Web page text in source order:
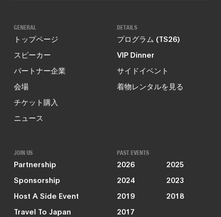
GENERAL
トップページ
スピーカー
パートナー企業
会場
チケット購入
ニュース
DETAILS
プログラム (TS26)
VIP Dinner
サイドイベント
着物レンタルを見る
JOIN US
Partnership
Sponsorship
Host A Side Event
Travel To Japan
PAST EVENTS
2026
2025
2024
2023
2019
2018
2017